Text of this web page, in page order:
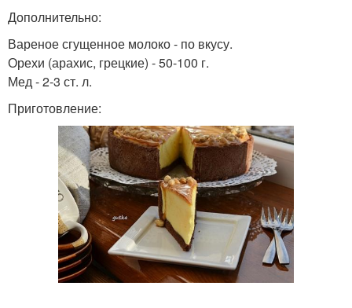
Дополнительно:
Вареное сгущенное молоко - по вкусу.
Орехи (арахис, грецкие) - 50-100 г.
Мед - 2-3 ст. л.
Приготовление: